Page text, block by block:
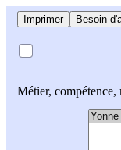
Imprimer Besoin
Métier,